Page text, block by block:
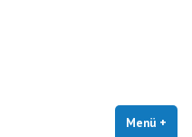
Menü +